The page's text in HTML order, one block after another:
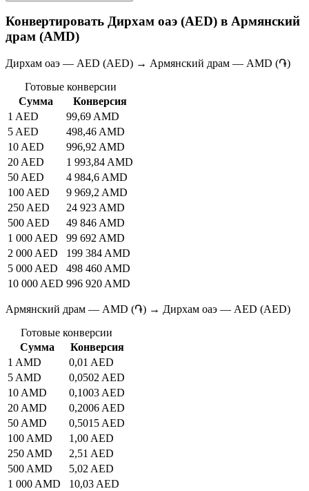
Конвертировать Дирхам оаэ (AED) в Армянский
драм (AMD)
Дирхам оаэ — AED (AED) → Армянский драм — AMD (֏)
Готовые конверсии
Сумма
Конверсия
1 AED
99,69 AMD
5 AED
498,46 AMD
10 AED
996,92 AMD
20 AED
1 993,84 AMD
50 AED
4 984,6 AMD
100 AED
9 969,2 AMD
250 AED
24 923 AMD
500 AED
49 846 AMD
1 000 AED
99 692 AMD
2 000 AED
199 384 AMD
5 000 AED
498 460 AMD
10 000 AED 996 920 AMD
Армянский драм — AMD (֏) → Дирхам оаэ — AED (AED)
Готовые конверсии
Сумма
Конверсия
1 AMD
0,01 AED
5 AMD
0,0502 AED
10 AMD
0,1003 AED
20 AMD
0,2006 AED
50 AMD
0,5015 AED
100 AMD
1,00 AED
250 AMD
2,51 AED
500 AMD
5,02 AED
1 000 AMD
10,03 AED